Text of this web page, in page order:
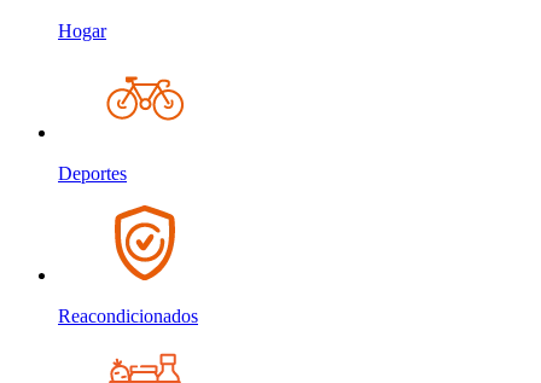
Hogar
Deportes
Reacondicionados